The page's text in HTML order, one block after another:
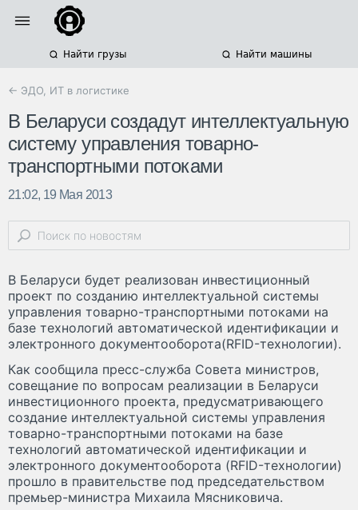
Найти грузы Найти машины
← ЭДО, ИТ в логистике
В Беларуси создадут интеллектуальную
систему управления товарно-
транспортными потоками
21:02, 19 Мая 2013
В Беларуси будет реализован инвестиционный
проект по созданию интеллектуальной системы
управления товарно-транспортными потоками на
базе технологий автоматической идентификации и
электронного документооборота(RFID-технологии).
Как сообщила пресс-служба Совета министров,
совещание по вопросам реализации в Беларуси
инвестиционного проекта, предусматривающего
создание интеллектуальной системы управления
товарно-транспортными потоками на базе
технологий автоматической идентификации и
электронного документооборота (RFID-технологии)
прошло в правительстве под председательством
премьер-министра Михаила Мясниковича.